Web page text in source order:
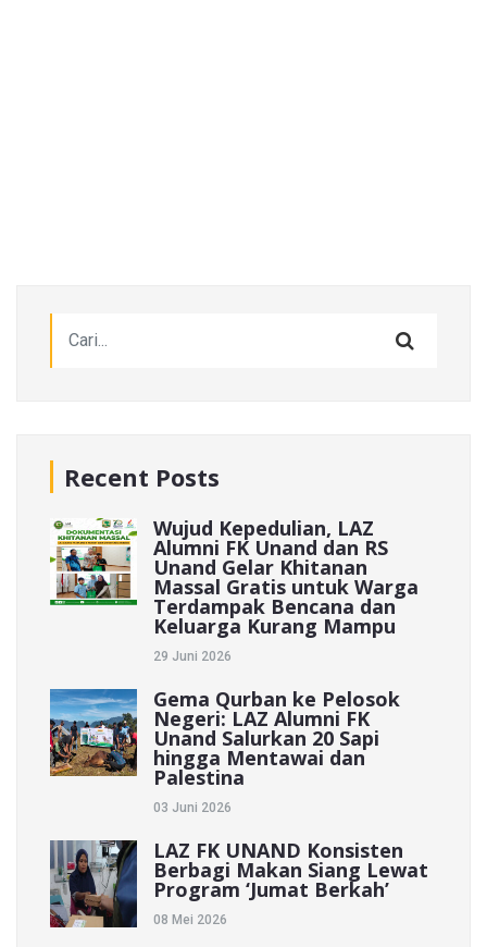
Recent Posts
Wujud Kepedulian, LAZ
Alumni FK Unand dan RS
Unand Gelar Khitanan
Massal Gratis untuk Warga
Terdampak Bencana dan
Keluarga Kurang Mampu
29 Juni 2026
Gema Qurban ke Pelosok
Negeri: LAZ Alumni FK
Unand Salurkan 20 Sapi
hingga Mentawai dan
Palestina
03 Juni 2026
LAZ FK UNAND Konsisten
Berbagi Makan Siang Lewat
Program ‘Jumat Berkah’
08 Mei 2026